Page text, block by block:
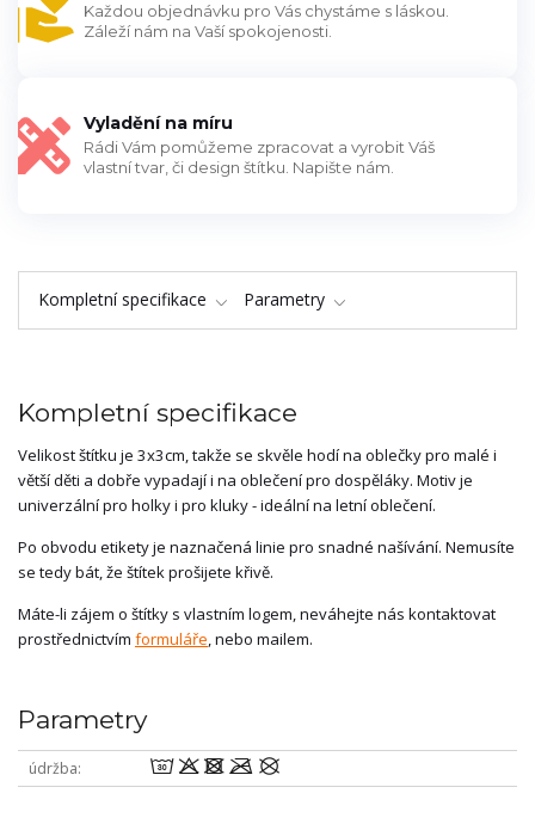
Každou objednávku pro Vás chystáme s láskou.
Záleží nám na Vaší spokojenosti.
Vyladění na míru
Rádi Vám pomůžeme zpracovat a vyrobit Váš
vlastní tvar, či design štítku. Napište nám.
Kompletní specifikace Parametry
Kompletní specifikace
Velikost štítku je 3x3cm, takže se skvěle hodí na oblečky pro malé i
větší děti a dobře vypadají i na oblečení pro dospěláky. Motiv je
univerzální pro holky i pro kluky - ideální na letní oblečení.
Po obvodu etikety je naznačená linie pro snadné našívání. Nemusíte
se tedy bát, že štítek prošijete křivě.
Máte-li zájem o štítky s vlastním logem, neváhejte nás kontaktovat
prostřednictvím formuláře, nebo mailem.
Parametry
údržba wodmU